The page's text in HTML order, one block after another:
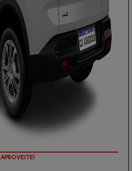
APROVEITE!